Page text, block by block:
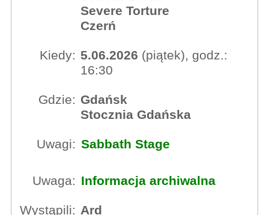
Severe Torture
Czerń
Kiedy: 5.06.2026 (piątek), godz.:
16:30
Gdzie: Gdańsk
Stocznia Gdańska
Uwagi: Sabbath Stage
Uwaga: Informacja archiwalna
Wystąpili: Ard